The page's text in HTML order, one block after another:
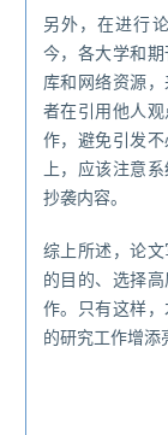
另外，在进行
今，各大学和
库和网络资源
者在引用他人
作，避免引发
上，应该注意
抄袭内容。
综上所述，论
的目的、选择
作。只有这样
的研究工作增添